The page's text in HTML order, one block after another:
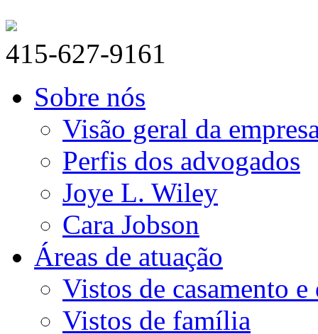
415-627-9161
Sobre nós
Visão geral da
Perfis dos advogados
Joye L. Wiley
Cara Jobson
Áreas de atuação
Vistos de casamento
Vistos de família